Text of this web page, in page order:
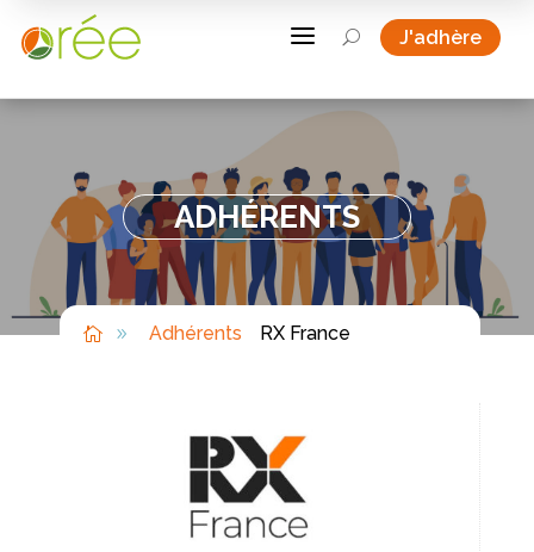
a U J'adhère
ADHÉRENTS
 9 Adhérents RX France